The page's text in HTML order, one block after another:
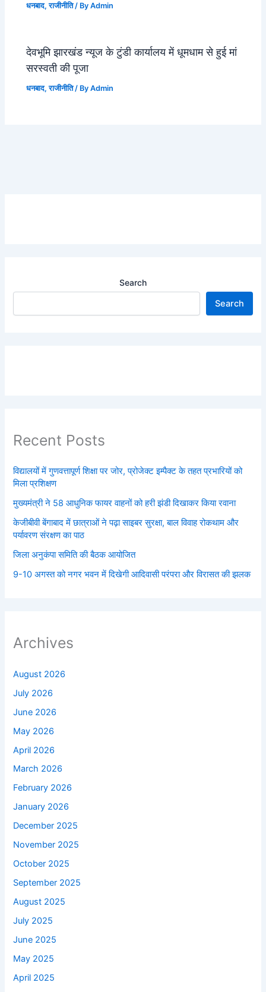
धनबाद,राजीनीति/ ByAdmin
देवभूमि झारखंड न्यूज के टुंडी कार्यालय में धूमधाम से हुई मां
सरस्वती की पूजा
धनबाद,राजीनीति/ ByAdmin
Search
Search
Recent Posts
विद्यालयों में गुणवत्तापूर्ण शिक्षा पर जोर, प्रोजेक्ट इम्पैक्ट के तहत प्रभारियों को
मिला प्रशिक्षण
मुख्यमंत्री ने 58 आधुनिक फायर वाहनों को हरी झंडी दिखाकर किया रवाना
केजीबीवी बेंगाबाद में छात्राओं ने पढ़ा साइबर सुरक्षा, बाल विवाह रोकथाम और
पर्यावरण संरक्षण का पाठ
जिला अनुकंपा समिति की बैठक आयोजित
9-10 अगस्त को नगर भवन में दिखेगी आदिवासी परंपरा और विरासत की झलक
Archives
August 2026
July 2026
June 2026
May 2026
April 2026
March 2026
February 2026
January 2026
December 2025
November 2025
October 2025
September 2025
August 2025
July 2025
June 2025
May 2025
April 2025